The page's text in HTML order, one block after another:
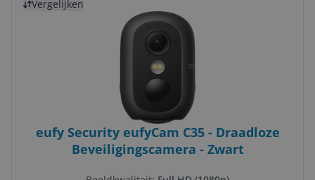
Vergelijken
eufy Security eufyCam C35 - Draadloze
Beveiligingscamera - Zwart